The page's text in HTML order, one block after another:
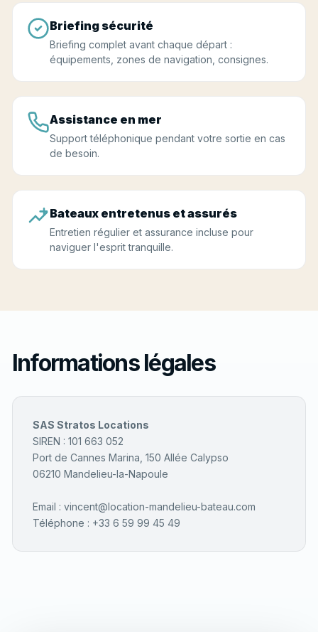
Briefing sécurité
Briefing complet avant chaque départ :
équipements, zones de navigation, consignes.
Assistance en mer
Support téléphonique pendant votre sortie en cas
de besoin.
Bateaux entretenus et assurés
Entretien régulier et assurance incluse pour
naviguer l'esprit tranquille.
Informations légales
SAS Stratos Locations
SIREN : 101 663 052
Port de Cannes Marina, 150 Allée Calypso
06210 Mandelieu-la-Napoule
Email : vincent@location-mandelieu-bateau.com
Téléphone : +33 6 59 99 45 49